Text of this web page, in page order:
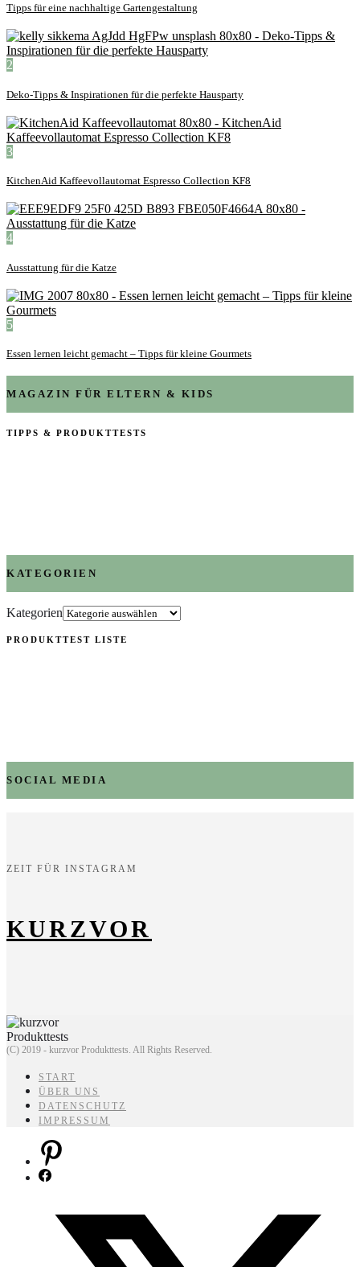
Tipps für eine nachhaltige Gartengestaltung
2
Deko-Tipps & Inspirationen für die perfekte Hausparty
3
KitchenAid Kaffeevollautomat Espresso Collection KF8
4
Ausstattung für die Katze
5
Essen lernen leicht gemacht – Tipps für kleine Gourmets
MAGAZIN FÜR ELTERN & KIDS
TIPPS & PRODUKTTESTS
KATEGORIEN
Kategorien
PRODUKTTEST LISTE
SOCIAL MEDIA
ZEIT FÜR INSTAGRAM
KURZVOR
(C) 2019 - kurzvor Produkttests. All Rights Reserved.
START
ÜBER UNS
DATENSCHUTZ
IMPRESSUM